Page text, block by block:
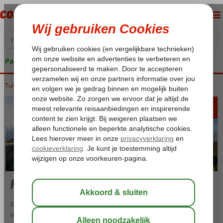
Pakketgarantie
Home
Turkije Turkse Riviera Side Kumkoy
va 423 p.p.
Kumkoy
Side is een voormalig vissersdorp gelegen op een schiereiland
ongeveer 75 km ten oosten van Antalya. Het is één van de